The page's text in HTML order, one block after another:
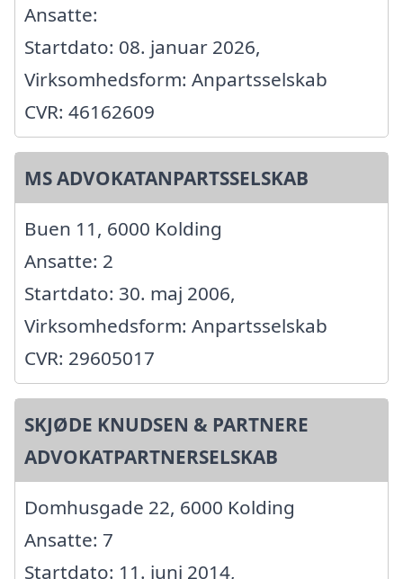
Ansatte:
Startdato: 08. januar 2026,
Virksomhedsform: Anpartsselskab
CVR: 46162609
MS ADVOKATANPARTSSELSKAB
Buen 11, 6000 Kolding
Ansatte: 2
Startdato: 30. maj 2006,
Virksomhedsform: Anpartsselskab
CVR: 29605017
SKJØDE KNUDSEN & PARTNERE
ADVOKATPARTNERSELSKAB
Domhusgade 22, 6000 Kolding
Ansatte: 7
Startdato: 11. juni 2014,